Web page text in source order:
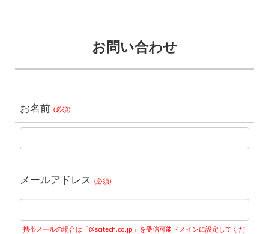
お問い合わせ
お名前 (必須)
メールアドレス (必須)
携帯メールの場合は「@scitech.co.jp」を受信可能ドメインに設定してくだ